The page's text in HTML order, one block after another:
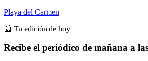
Playa del Carmen
📰 Tu edición de hoy
Recibe el periódico de mañana a